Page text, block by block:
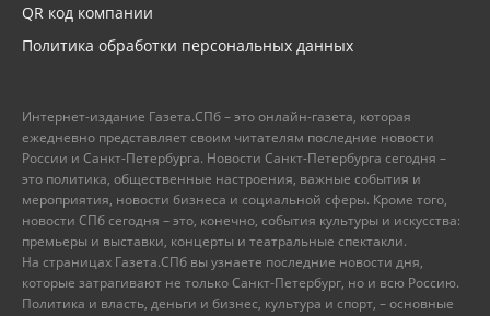
QR код компании
Политика обработки персональных данных
Интернет-издание Газета.СПб – это онлайн-газета, которая
ежедневно представляет своим читателям последние новости
России и Санкт-Петербурга. Новости Санкт-Петербурга сегодня –
это политика, общественные настроения, важные события и
мероприятия, новости бизнеса и социальной сферы. Кроме того,
новости СПб сегодня – это, конечно, события культуры и искусства:
премьеры и выставки, концерты и театральные спектакли.
На страницах Газета.СПб вы узнаете последние новости дня,
которые затрагивают не только Санкт-Петербург, но и всю Россию.
Политика и власть, деньги и бизнес, культура и спорт, – основные